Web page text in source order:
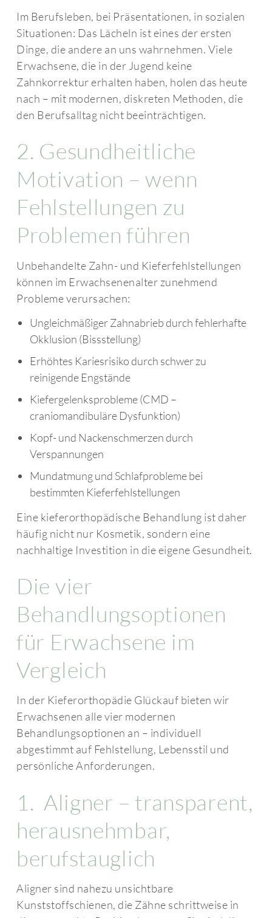
Im Berufsleben, bei Präsentationen, in sozialen
Situationen: Das Lächeln ist eines der ersten
Dinge, die andere an uns wahrnehmen. Viele
Erwachsene, die in der Jugend keine
Zahnkorrektur erhalten haben, holen das heute
nach – mit modernen, diskreten Methoden, die
den Berufsalltag nicht beeinträchtigen.
2. Gesundheitliche
Motivation – wenn
Fehlstellungen zu
Problemen führen
Unbehandelte Zahn- und Kieferfehlstellungen
können im Erwachsenenalter zunehmend
Probleme verursachen:
Ungleichmäßiger Zahnabrieb durch fehlerhafte
Okklusion (Bissstellung)
Erhöhtes Kariesrisiko durch schwer zu
reinigende Engstände
Kiefergelenksprobleme (CMD –
craniomandibuläre Dysfunktion)
Kopf- und Nackenschmerzen durch
Verspannungen
Mundatmung und Schlafprobleme bei
bestimmten Kieferfehlstellungen
Eine kieferorthopädische Behandlung ist daher
häufig nicht nur Kosmetik, sondern eine
nachhaltige Investition in die eigene Gesundheit.
Die vier
Behandlungsoptionen
für Erwachsene im
Vergleich
In der Kieferorthopädie Glückauf bieten wir
Erwachsenen alle vier modernen
Behandlungsoptionen an – individuell
abgestimmt auf Fehlstellung, Lebensstil und
persönliche Anforderungen.
1. Aligner – transparent,
herausnehmbar,
berufstauglich
Aligner sind nahezu unsichtbare
Kunststoffschienen, die Zähne schrittweise in